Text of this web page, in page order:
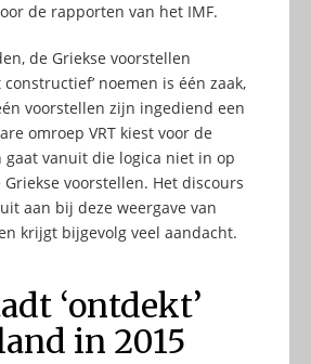
de rapporten van het IMF.
de Griekse voorstellen
constructief’ noemen is één zaak,
voorstellen zijn ingediend een
omroep VRT kiest voor de
gaat vanuit die logica niet in op
voorstellen. Het discours
aan bij deze weergave van
en krijgt bijgevolg veel aandacht.
‘ontdekt’
in 2015